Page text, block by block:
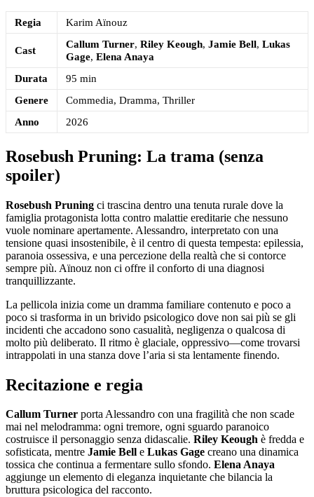
Regia Karim Aïnouz
Cast
Callum Turner, Riley Keough, Jamie Bell, Lukas
Gage, Elena Anaya
Durata
95 min
Genere
Commedia, Dramma, Thriller
Anno
2026
Rosebush Pruning: La trama (senza
spoiler)
Rosebush Pruning ci trascina dentro una tenuta rurale dove la
famiglia protagonista lotta contro malattie ereditarie che nessuno
vuole nominare apertamente. Alessandro, interpretato con una
tensione quasi insostenibile, è il centro di questa tempesta: epilessia,
paranoia ossessiva, e una percezione della realtà che si contorce
sempre più. Aïnouz non ci offre il conforto di una diagnosi
tranquillizzante.
La pellicola inizia come un dramma familiare contenuto e poco a
poco si trasforma in un brivido psicologico dove non sai più se gli
incidenti che accadono sono casualità, negligenza o qualcosa di
molto più deliberato. Il ritmo è glaciale, oppressivo—come trovarsi
intrappolati in una stanza dove l’aria si sta lentamente finendo.
Recitazione e regia
Callum Turner porta Alessandro con una fragilità che non scade
mai nel melodramma: ogni tremore, ogni sguardo paranoico
costruisce il personaggio senza didascalie. Riley Keough è fredda e
sofisticata, mentre Jamie Bell e Lukas Gage creano una dinamica
tossica che continua a fermentare sullo sfondo. Elena Anaya
aggiunge un elemento di eleganza inquietante che bilancia la
bruttura psicologica del racconto.